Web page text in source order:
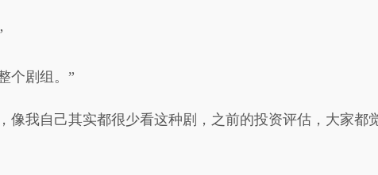
个剧组。”
像我自己其实都很少看这种剧，之前的投资评估，大家都